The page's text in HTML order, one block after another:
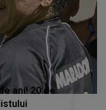
ani! 20 de